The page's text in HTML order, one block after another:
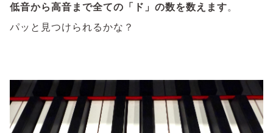
低音から高音まで全ての「ド」の数を数えます。
パッと見つけられるかな？